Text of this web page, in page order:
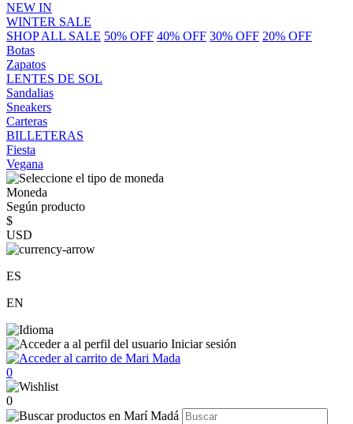
NEW IN
WINTER SALE
SHOP ALL SALE 50% OFF 40% OFF 30% OFF 20% OFF
Botas
Zapatos
LENTES DE SOL
Sandalias
Sneakers
Carteras
BILLETERAS
Fiesta
Vegana
Moneda
Según producto
$
USD
ES
EN
Iniciar sesión
0
0